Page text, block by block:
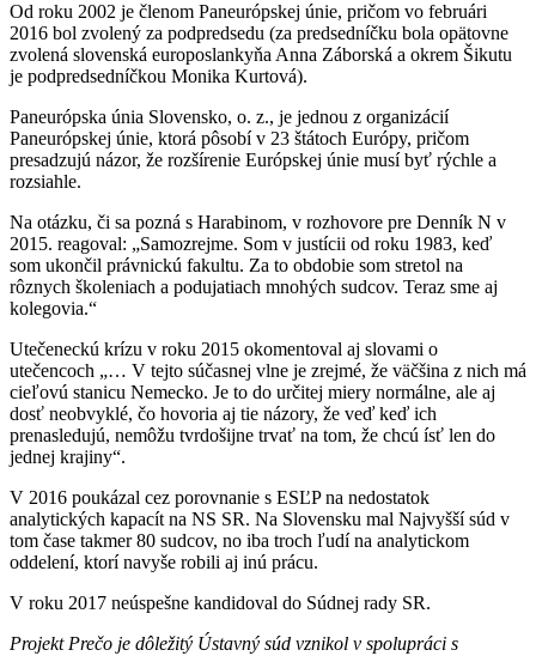
Od roku 2002 je členom Paneurópskej únie, pričom vo februári
2016 bol zvolený za podpredsedu (za predsedníčku bola opätovne
zvolená slovenská europoslankyňa Anna Záborská a okrem Šikutu
je podpredsedníčkou Monika Kurtová).
Paneurópska únia Slovensko, o. z., je jednou z organizácií
Paneurópskej únie, ktorá pôsobí v 23 štátoch Európy, pričom
presadzujú názor, že rozšírenie Európskej únie musí byť rýchle a
rozsiahle.
Na otázku, či sa pozná s Harabinom, v rozhovore pre Denník N v
2015. reagoval: „Samozrejme. Som v justícii od roku 1983, keď
som ukončil právnickú fakultu. Za to obdobie som stretol na
rôznych školeniach a podujatiach mnohých sudcov. Teraz sme aj
kolegovia.“
Utečeneckú krízu v roku 2015 okomentoval aj slovami o
utečencoch „… V tejto súčasnej vlne je zrejmé, že väčšina z nich má
cieľovú stanicu Nemecko. Je to do určitej miery normálne, ale aj
dosť neobvyklé, čo hovoria aj tie názory, že veď keď ich
prenasledujú, nemôžu tvrdošijne trvať na tom, že chcú ísť len do
jednej krajiny“.
V 2016 poukázal cez porovnanie s ESĽP na nedostatok
analytických kapacít na NS SR. Na Slovensku mal Najvyšší súd v
tom čase takmer 80 sudcov, no iba troch ľudí na analytickom
oddelení, ktorí navyše robili aj inú prácu.
V roku 2017 neúspešne kandidoval do Súdnej rady SR.
Projekt Prečo je dôležitý Ústavný súd vznikol v spolupráci s